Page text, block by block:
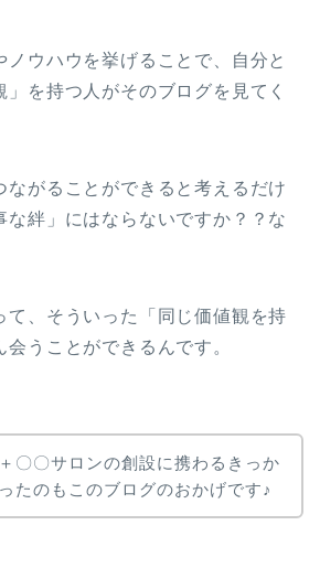
ノウハウを挙げることで、自分と
」を持つ人がそのブログを見てく
ながることができると考えるだけ
な絆」にはならないですか？？な
て、そういった「同じ価値観を持
うことができるんです。
〇〇サロンの創設に携わるきっか
たのもこのブログのおかげです♪